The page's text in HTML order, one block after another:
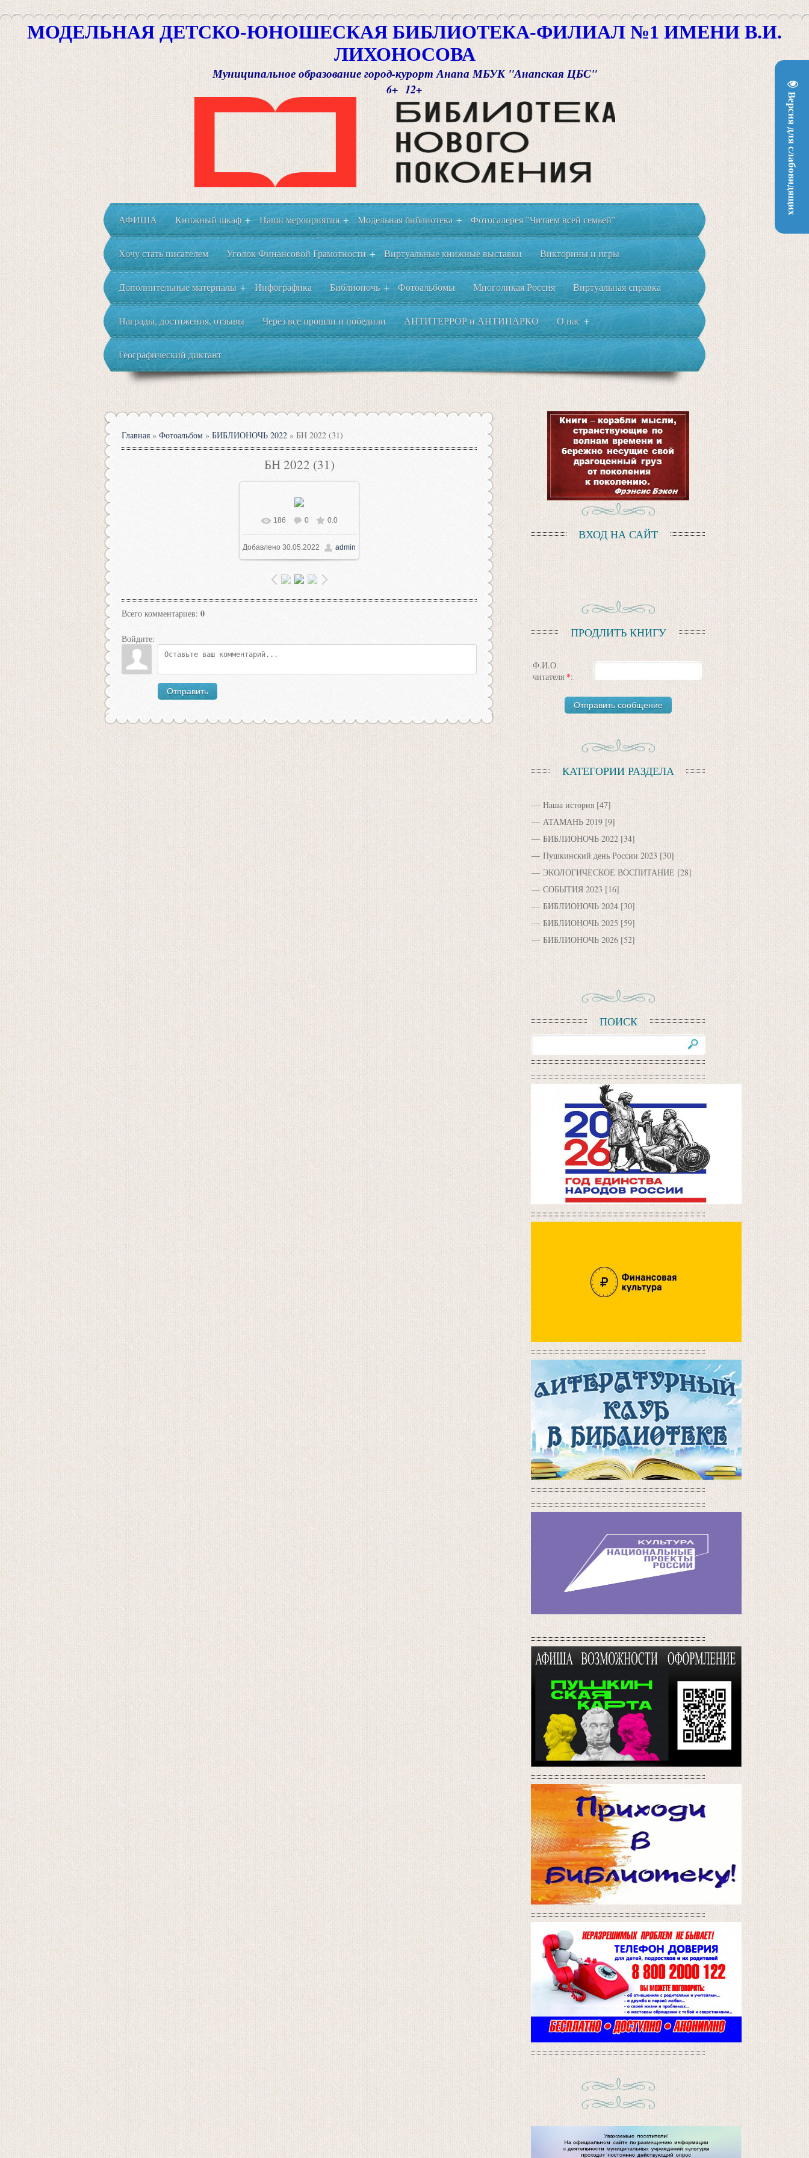
Версия для слабовидящих
МОДЕЛЬНАЯ ДЕТСКО-ЮНОШЕСКАЯ БИБЛИОТЕКА-ФИЛИАЛ №1 ИМЕНИ В.И.
ЛИХОНОСОВА
Муниципальное образование город-курорт Анапа МБУК "Анапская ЦБС"
6+ 12+
АФИША Книжный шкаф + Наши мероприятия + Модельная библиотека + Фотогалерея "Читаем всей семьей"
Хочу стать писателем Уголок Финансовой Грамотности + Виртуальные книжные выставки Викторины и игры
Дополнительные материалы + Инфографика Библионочь + Фотоальбомы Многоликая Россия Виртуальная справка
Награды, достижения, отзывы Через все прошли и победили АНТИТЕРРОР и АНТИНАРКО О нас +
Географический диктант
Главная » Фотоальбом » БИБЛИОНОЧЬ 2022 » БН 2022 (31)
БН 2022 (31)
В реальном размере
1024x597/ 130.4Kb
186 0 0.0
Добавлено 30.05.2022 admin
Всего комментариев: 0
Войдите:
Отправить
ВХОД НА САЙТ
ПРОДЛИТЬ КНИГУ
Ф.И.О.
читателя *:
КАТЕГОРИИ РАЗДЕЛА
Наша история [47]
АТАМАНЬ 2019 [9]
БИБЛИОНОЧЬ 2022 [34]
Пушкинский день России 2023 [30]
ЭКОЛОГИЧЕСКОЕ ВОСПИТАНИЕ [28]
СОБЫТИЯ 2023 [16]
БИБЛИОНОЧЬ 2024 [30]
БИБЛИОНОЧЬ 2025 [59]
БИБЛИОНОЧЬ 2026 [52]
ПОИСК